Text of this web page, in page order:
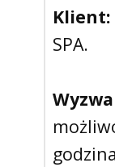
Klient:
SPA.